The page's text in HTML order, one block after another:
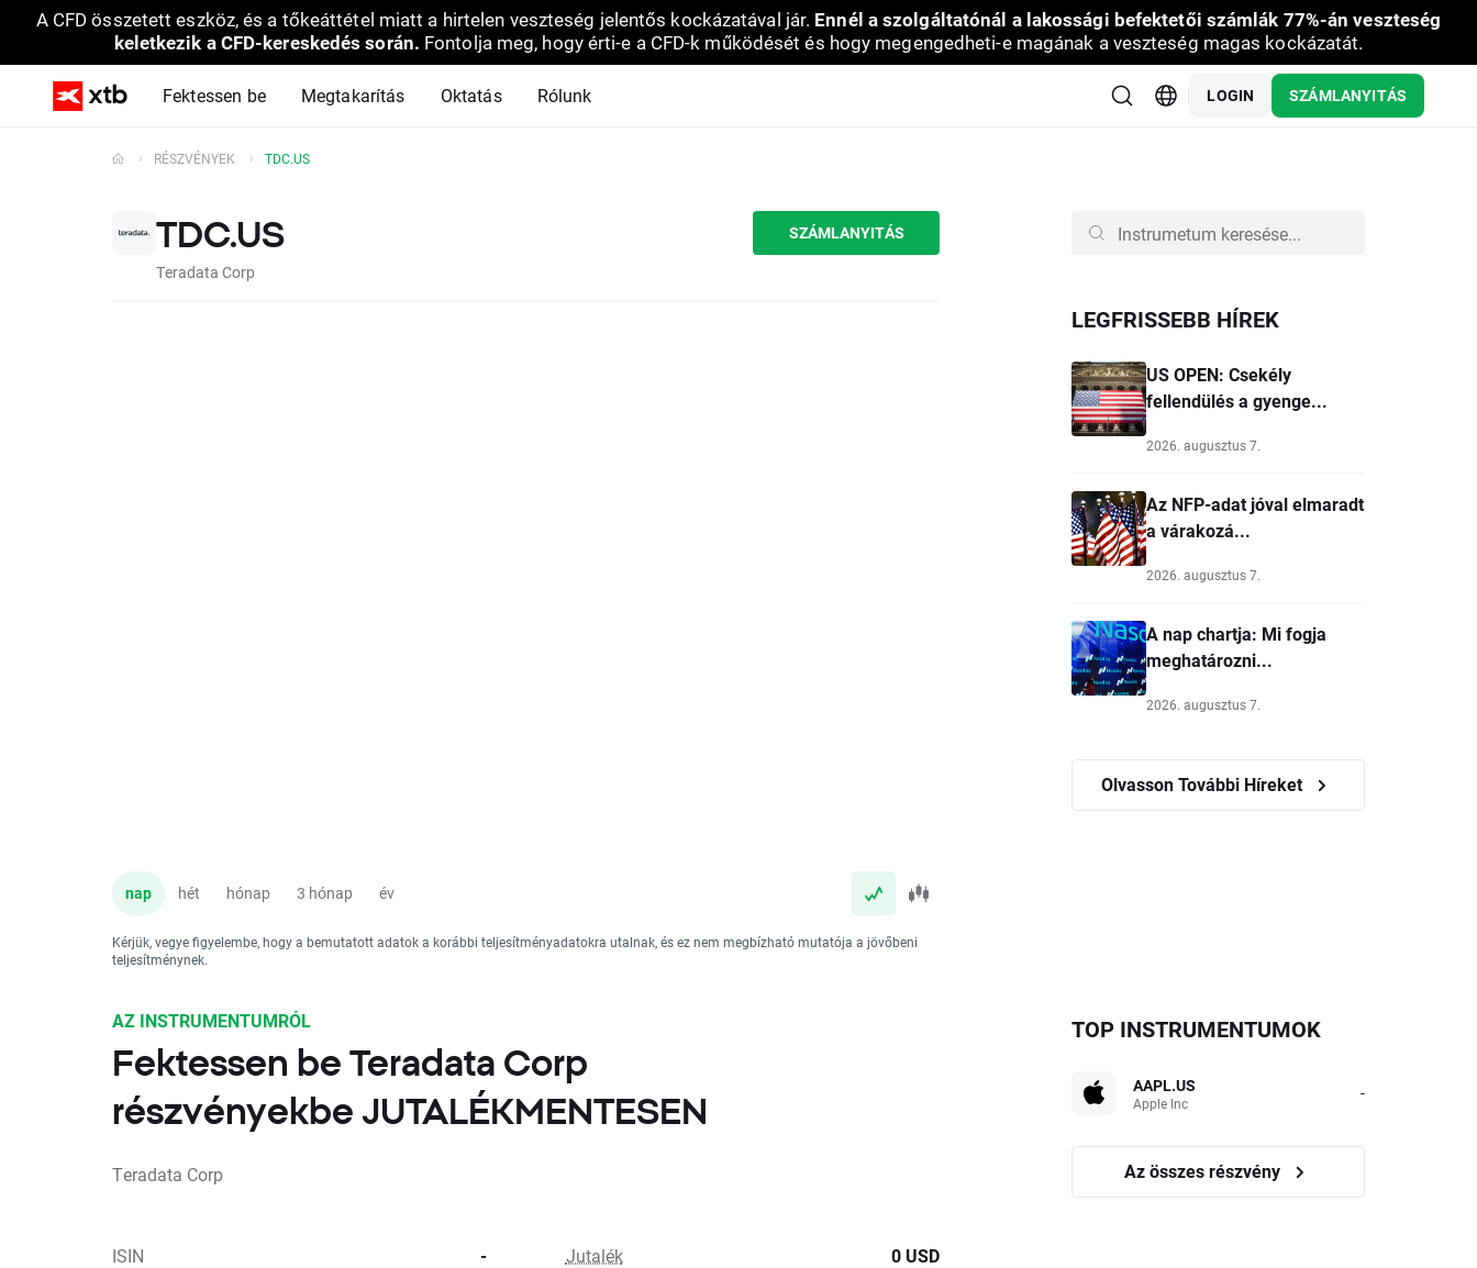
A CFD összetett eszköz, és a tőkeáttétel miatt a hirtelen veszteség jelentős kockázatával jár. Ennél a szolgáltatónál a lakossági befektetői számlák 77%-án veszteség
keletkezik a CFD-kereskedés során. Fontolja meg, hogy érti-e a CFD-k működését és hogy megengedheti-e magának a veszteség magas kockázatát.
Fektessen be Megtakarítás Oktatás Rólunk LOGIN SZÁMLANYITÁS
RÉSZVÉNYEK TDC.US
TDC.US
Teradata Corp
SZÁMLANYITÁS
nap hét hónap 3 hónap év
Kérjük, vegye figyelembe, hogy a bemutatott adatok a korábbi teljesítményadatokra utalnak, és ez nem megbízható mutatója a jövőbeni
teljesítménynek.
LEGFRISSEBB HÍREK
US OPEN: Csekély
fellendülés a gyenge...
2026. augusztus 7.
Az NFP-adat jóval elmaradt
a várakozá...
2026. augusztus 7.
A nap chartja: Mi fogja
meghatározni...
2026. augusztus 7.
Olvasson További Híreket
AZ INSTRUMENTUMRÓL
Fektessen be Teradata Corp
részvényekbe JUTALÉKMENTESEN
Teradata Corp
ISIN - Jutalék 0 USD
TOP INSTRUMENTUMOK
AAPL.US
Apple Inc -
Az összes részvény